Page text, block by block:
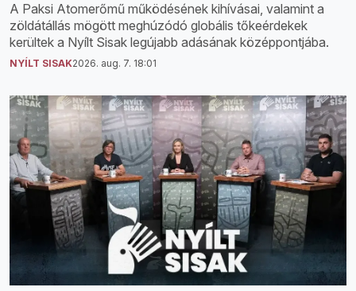
A Paksi Atomerőmű működésének kihívásai, valamint a
zöldátállás mögött meghúzódó globális tőkeérdekek
kerültek a Nyílt Sisak legújabb adásának középpontjába.
NYÍLT SISAK2026. aug. 7. 18:01